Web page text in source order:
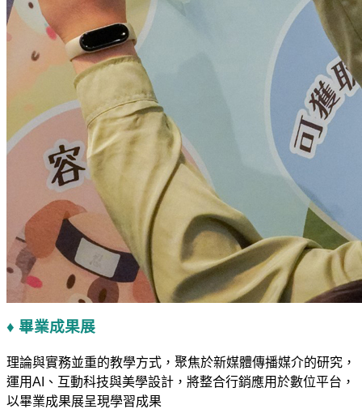
♦ 畢業成果展
理論與實務並重的教學方式，聚焦於新媒體傳播媒介的研究，
運用AI、互動科技與美學設計，將整合行銷應用於數位平台，
以畢業成果展呈現學習成果